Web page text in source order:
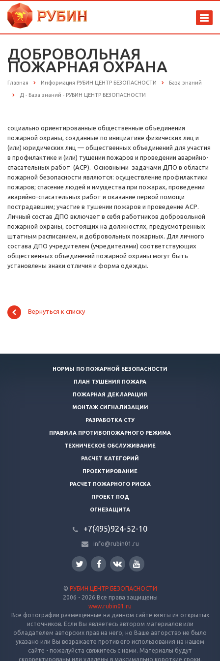
ДОБРОВОЛЬНАЯ
ПОЖАРНАЯ ОХРАНА
Главная Информация РУБИН ЦЕНТР БЕЗОПАСНОСТИ База знаний
Д - База знаний - РУБИН ЦЕНТР БЕЗОПАСНОСТИ
социально ориентированные общественные объединения
пожарной охраны, созданные по инициативе физических лиц и
(или) юридических лиц — общественных объединений для участия
в профилактике и (или) тушении пожаров и проведении аварийно-
спасательных работ (АСР). Основными задачами ДПО в области
пожарной безопасности являются: осуществление профилактики
пожаров; спасение людей и имущества при пожарах, проведении
аварийно-спасательных работ и оказание первой помощи
пострадавшим; участие в тушении пожаров и проведение АСР.
Личный состав ДПО включает в себя работников добровольной
пожарной охраны, состоящих на должностях, предусмотренных
штатным расписанием, и добровольных пожарных. Для личного
состава ДПО учредителем (учредителями) соответствующих
общественных объединений пожарной охраны могут быть
установлены знаки отличия и форма одежды.
Вернуться к списку
НОРМЫ ПО ПОЖАРНОЙ БЕЗОПАСНОСТИ
ПЛАН ТУШЕНИЯ ПОЖАРА
ПОЖАРНАЯ ДЕКЛАРАЦИЯ
МОНТАЖ СИГНАЛИЗАЦИИ
РАЗРАБОТКА СТУ
ПРАВИЛА ПРОТИВОПОЖАРНОГО РЕЖИМА
ТЕХНИЧЕСКОЕ ОБСЛУЖИВАНИЕ
РАСЧЕТ КАТЕГОРИЙ
ПРОЕКТИРОВАНИЕ
РАСЧЕТ ПОЖАРНОГО РИСКА
ПРОЕКТ ПОД
ОГНЕЗАЩИТА
+7(495)924-52-10
info@rubin01.ru
© РУБИН ЦЕНТР БЕЗОПАСНОСТИ
2006 - 2026 Все права защищены
www.rubin01.ru
Все фотографии размещенные на данном сайте взяты из открытых
источников. Если Вы являетесь автором материалов или
обладателем авторских прав на него, но Ваше авторство не было
указано или Вы возражаете против его использования на нашем
сайте - пожалуйста свяжитесь с нами. Материалы будут
скорректированы или удалены в максимально короткие сроки.